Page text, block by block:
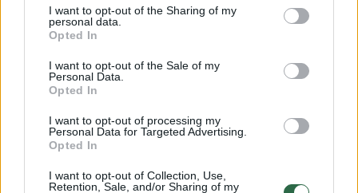
I want to opt-out of the Sharing of my
personal data.
Opted In
I want to opt-out of the Sale of my
Personal Data.
Opted In
I want to opt-out of processing my
Personal Data for Targeted Advertising.
Opted In
I want to opt-out of Collection, Use,
Retention, Sale, and/or Sharing of my
Nyderlandų scenos menų festivalyje „Spoffin“
ir Slovakijos šiuolaikinio šokio festivalyje
„Dance Days Festival“. 2024-aisiais metais
platformos dėka daugiau Lietuvos kūrėjų
festivalyje „Santarcangelo Festival“ Italijoje, o
taip pat vyks reikšmingas mūsų valstybei
Lietuvos kultūros sezono pristatymas